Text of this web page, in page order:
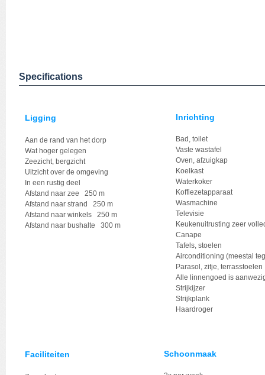
Specifications
Ligging
Aan de rand van het dorp
Wat hoger gelegen
Zeezicht, bergzicht
Uitzicht over de omgeving
In een rustig deel
Afstand naar zee 250 m
Afstand naar strand 250 m
Afstand naar winkels 250 m
Afstand naar bushalte 300 m
Inrichting
Bad, toilet
Vaste wastafel
Oven, afzuigkap
Koelkast
Waterkoker
Koffiezetapparaat
Wasmachine
Televisie
Keukenuitrusting zeer
Canape
Tafels, stoelen
Airconditioning (meestal
Parasol, zitje, terrasstoelen
Alle linnengoed is
Strijkijzer
Strijkplank
Haardroger
Faciliteiten Schoonmaak